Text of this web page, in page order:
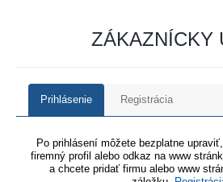
ZÁKAZNÍCKY
Prihlásenie Registrácia
Po prihlásení môžete bezplatne
firemný profil alebo odkaz na www
a chcete pridať firmu alebo www